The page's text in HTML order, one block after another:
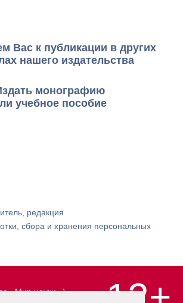
Вас к публикации в других
нашего издательства
монографию
учебное пособие
редакция
сбора и хранения персональных
«Мир науки» \